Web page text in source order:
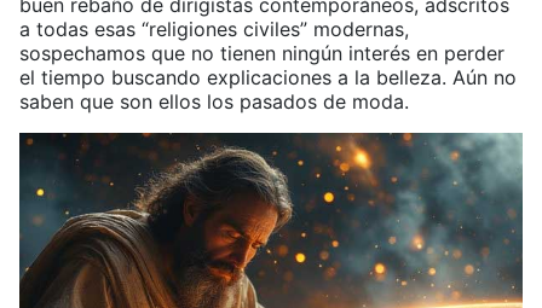
buen rebaño de dirigistas contemporáneos, adscritos
a todas esas “religiones civiles” modernas,
sospechamos que no tienen ningún interés en perder
el tiempo buscando explicaciones a la belleza. Aún no
saben que son ellos los pasados de moda.